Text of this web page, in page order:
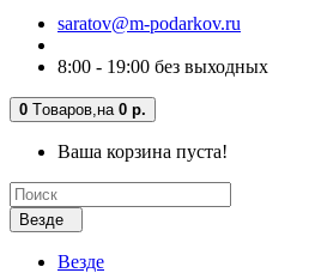
saratov@m-podarkov.ru
8:00 - 19:00 без выходных
0 Tоваров, на 0 р.
Ваша корзина пуста!
Везде
Везде